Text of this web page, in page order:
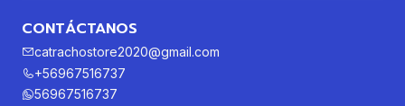
CONTÁCTANOS
catrachostore2020@gmail.com
+56967516737
56967516737